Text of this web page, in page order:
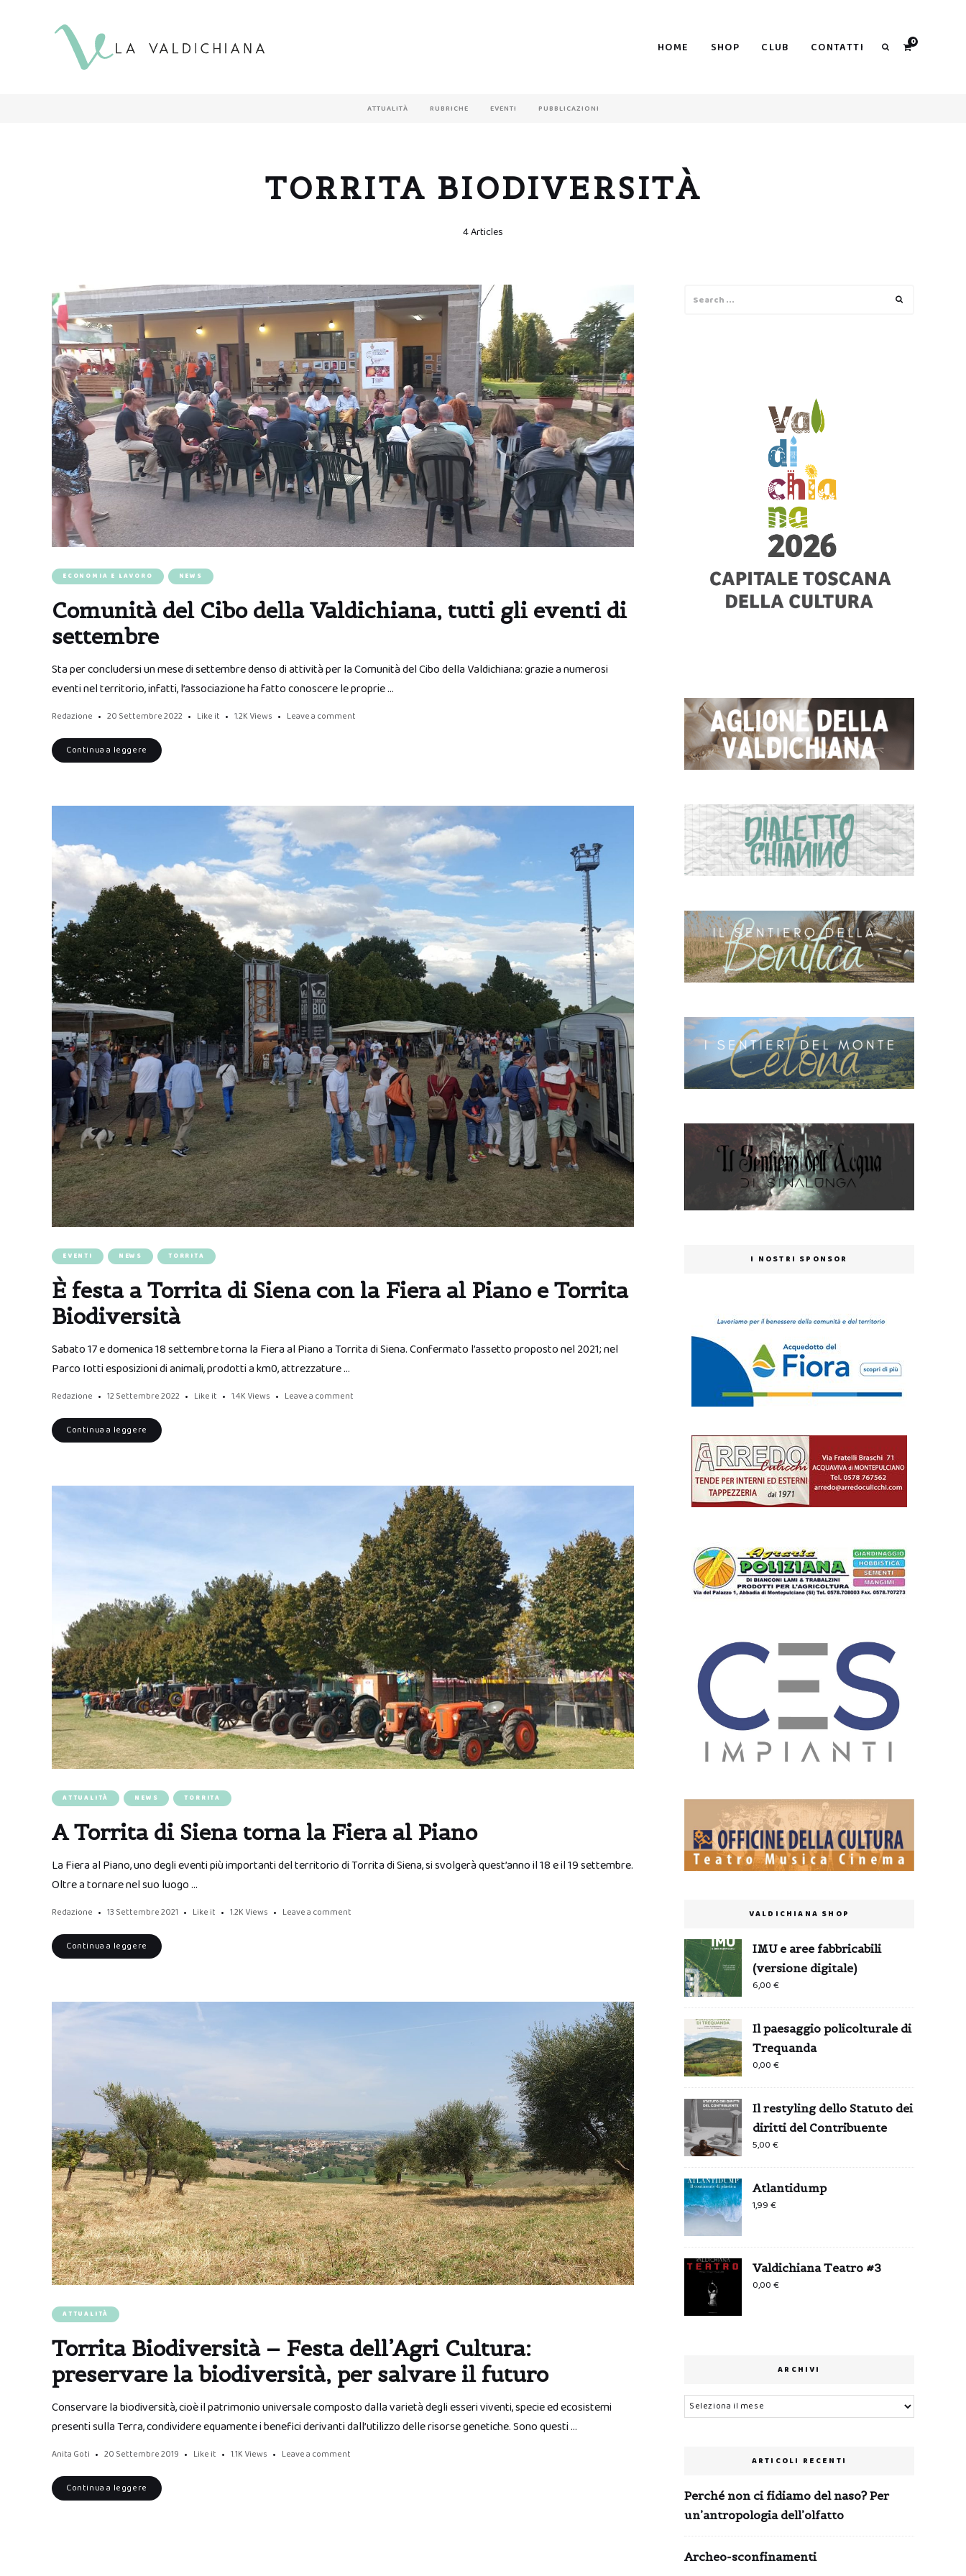
HOME SHOP CLUB CONTATTI 0
ATTUALITÀ RUBRICHE EVENTI PUBBLICAZIONI
TORRITA BIODIVERSITÀ
4 Articles
ECONOMIA E LAVORO NEWS
Comunità del Cibo della Valdichiana, tutti gli eventi di
settembre
Sta per concludersi un mese di settembre denso di attività per la Comunità del Cibo della Valdichiana: grazie a numerosi
eventi nel territorio, infatti, l’associazione ha fatto conoscere le proprie …
Redazione 20 Settembre 2022 Like it 1.2K Views Leave a comment
Continua a leggere
EVENTI NEWS TORRITA
È festa a Torrita di Siena con la Fiera al Piano e Torrita
Biodiversità
Sabato 17 e domenica 18 settembre torna la Fiera al Piano a Torrita di Siena. Confermato l’assetto proposto nel 2021; nel
Parco Iotti esposizioni di animali, prodotti a km0, attrezzature …
Redazione 12 Settembre 2022 Like it 1.4K Views Leave a comment
Continua a leggere
ATTUALITÀ NEWS TORRITA
A Torrita di Siena torna la Fiera al Piano
La Fiera al Piano, uno degli eventi più importanti del territorio di Torrita di Siena, si svolgerà quest’anno il 18 e il 19 settembre.
Oltre a tornare nel suo luogo …
Redazione 13 Settembre 2021 Like it 1.2K Views Leave a comment
Continua a leggere
ATTUALITÀ
Torrita Biodiversità – Festa dell’Agri Cultura:
preservare la biodiversità, per salvare il futuro
Conservare la biodiversità, cioè il patrimonio universale composto dalla varietà degli esseri viventi, specie ed ecosistemi
presenti sulla Terra, condividere equamente i benefici derivanti dall’utilizzo delle risorse genetiche. Sono questi …
Anita Goti 20 Settembre 2019 Like it 1.1K Views Leave a comment
Continua a leggere
for:
I NOSTRI SPONSOR
VALDICHIANA SHOP
IMU e aree fabbricabili
(versione digitale)
6,00€
Il paesaggio policolturale di
Trequanda
0,00€
Il restyling dello Statuto dei
diritti del Contribuente
5,00€
Atlantidump
1,99€
Valdichiana Teatro #3
0,00€
ARCHIVI
Archivi
ARTICOLI RECENTI
Perché non ci fidiamo del naso? Per
un’antropologia dell’olfatto
Archeo-sconfinamenti